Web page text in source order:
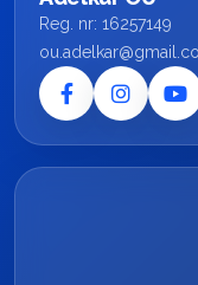
Reg. nr: 16257149